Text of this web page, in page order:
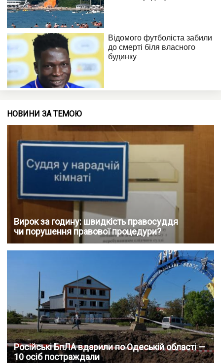
НОВИНИ ЗА ТЕМОЮ
Вирок за годину: швидкість правосуддя
чи порушення правової процедури?
Російські БпЛА вдарили по Одеській області —
10 осіб постраждали